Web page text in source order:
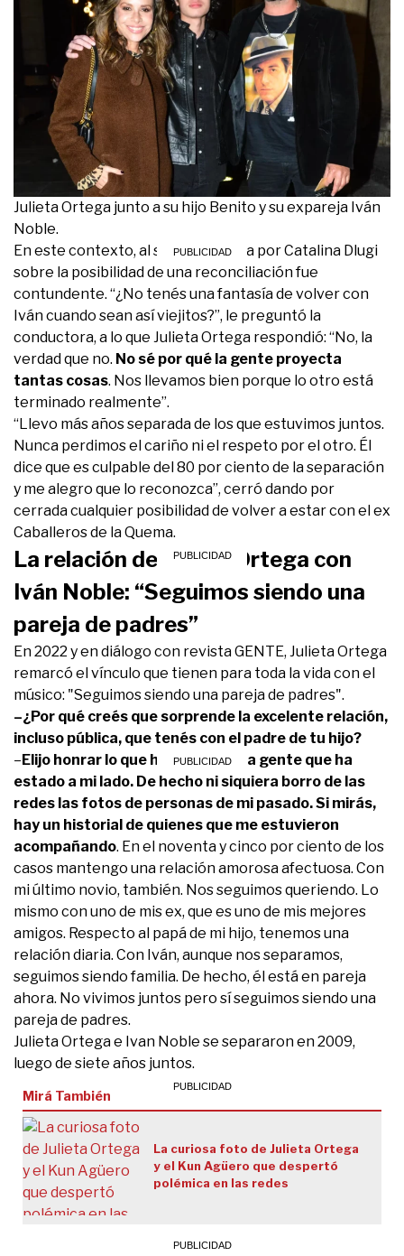
Julieta Ortega junto a su hijo Benito y su expareja Iván
Noble.
En este contexto, al ser consultada por Catalina Dlugi
sobre la posibilidad de una reconciliación fue
contundente. “¿No tenés una fantasía de volver con
Iván cuando sean así viejitos?”, le preguntó la
conductora, a lo que Julieta Ortega respondió: “No, la
verdad que no. No sé por qué la gente proyecta
tantas cosas. Nos llevamos bien porque lo otro está
terminado realmente”.
“Llevo más años separada de los que estuvimos juntos.
Nunca perdimos el cariño ni el respeto por el otro. Él
dice que es culpable del 80 por ciento de la separación
y me alegro que lo reconozca”, cerró dando por
cerrada cualquier posibilidad de volver a estar con el ex
Caballeros de la Quema.
La relación de Julieta Ortega con
Iván Noble: “Seguimos siendo una
pareja de padres”
En 2022 y en diálogo con revista GENTE, Julieta Ortega
remarcó el vínculo que tienen para toda la vida con el
músico: "Seguimos siendo una pareja de padres".
–¿Por qué creés que sorprende la excelente relación,
incluso pública, que tenés con el padre de tu hijo?
–Elijo honrar lo que he vivido con la gente que ha
estado a mi lado. De hecho ni siquiera borro de las
redes las fotos de personas de mi pasado. Si mirás,
hay un historial de quienes que me estuvieron
acompañando. En el noventa y cinco por ciento de los
casos mantengo una relación amorosa afectuosa. Con
mi último novio, también. Nos seguimos queriendo. Lo
mismo con uno de mis ex, que es uno de mis mejores
amigos. Respecto al papá de mi hijo, tenemos una
relación diaria. Con Iván, aunque nos separamos,
seguimos siendo familia. De hecho, él está en pareja
ahora. No vivimos juntos pero sí seguimos siendo una
pareja de padres.
Julieta Ortega e Ivan Noble se separaron en 2009,
luego de siete años juntos.
Mirá También
La curiosa foto de Julieta Ortega
y el Kun Agüero que despertó
polémica en las redes